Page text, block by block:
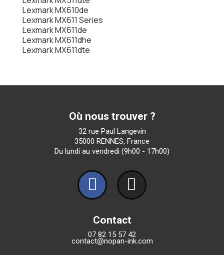
Lexmark MX610de
Lexmark MX611 Series
Lexmark MX611de
Lexmark MX611dhe
Lexmark MX611dte
Où nous trouver ?
32 rue Paul Langevin
35000 RENNES, France
Du lundi au vendredi (9h00 - 17h00)
Contact
07 82 15 57 42
contact@nopan-ink.com